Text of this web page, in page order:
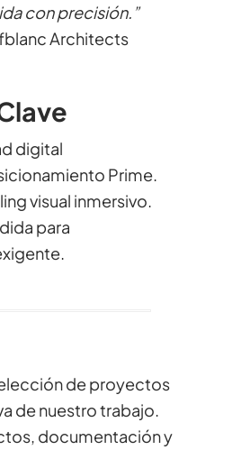
con precisión.”
Architects
digital
Prime.
visual inmersivo.
para
de proyectos
de nuestro trabajo.
documentación y